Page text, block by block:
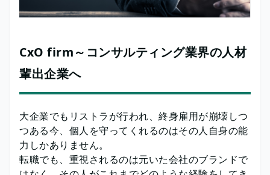
CxO firm～コンサルティング業界の人材
輩出企業へ
大企業でもリストラが行われ、終身雇用が崩壊しつ
つある今、個人を守ってくれるのはその人自身の能
力しかありません。
転職でも、重視されるのは元いた会社のブランドで